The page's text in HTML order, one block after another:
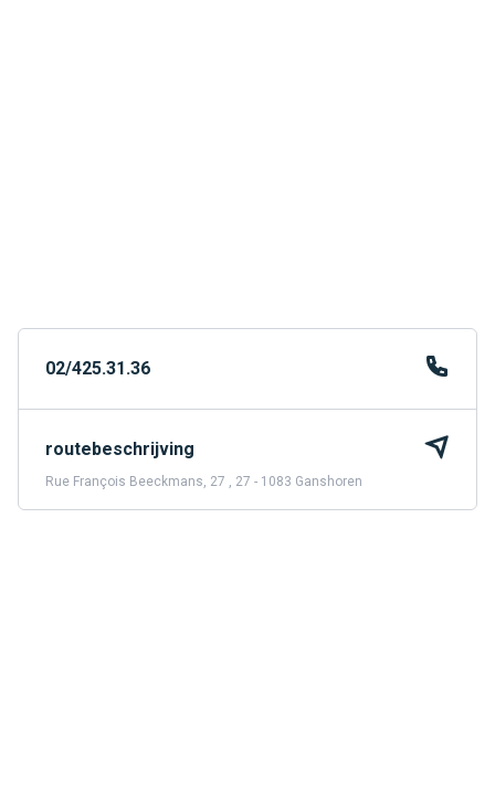
02/425.31.36
routebeschrijving
Rue François Beeckmans, 27 , 27 - 1083 Ganshoren